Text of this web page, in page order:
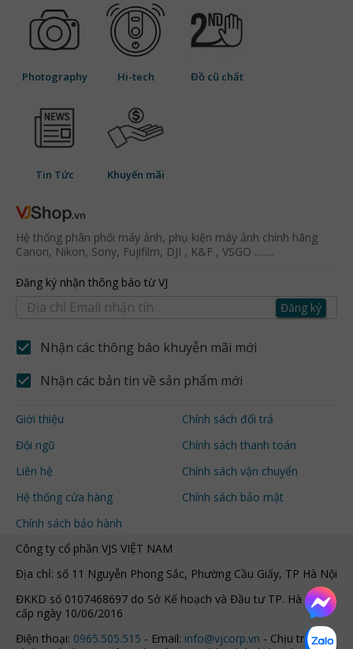
Photography Hi-tech Đồ cũ chất
Tin Tức Khuyến mãi
Hệ thống phân phối máy ảnh, phụ kiện máy ảnh chính hãng
Canon, Nikon, Sony, Fujifilm, DJI , K&F , VSGO ........
Đăng ký nhận thông báo từ VJ
Đăng ký
Nhận các thông báo khuyễn mãi mới
Nhận các bản tin về sản phẩm mới
Giới thiệu
Đội ngũ
Liên hệ
Hệ thống cửa hàng
Chính sách bảo hành
Chính sách đổi trả
Chính sách thanh toán
Chính sách vận chuyển
Chính sách bảo mật
Công ty cổ phần VJS VIỆT NAM
Địa chỉ: số 11 Nguyễn Phong Sắc, Phường Cầu Giấy, TP Hà Nội
ĐKKD số 0107468697 do Sở Kế hoạch và Đầu tư TP. Hà Nội
cấp ngày 10/06/2016
Điện thoại: 0965.505.515 - Email: info@vjcorp.vn - Chịu trách